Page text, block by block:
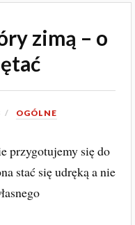
zimą – o
OGÓLNE
przygotujemy się do
stać się udręką a nie